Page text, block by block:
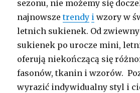
sezonu, nie możemy się
najnowszetrendy i wzory w
letnich sukienek. Od
sukienek po urocze mini,
oferują niekończącą się
fasonów, tkanin i wzorów.
wyrazić indywidualny styl i